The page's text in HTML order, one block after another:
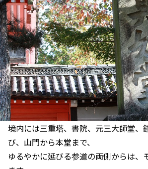
境内には三重塔、書院、元三大師堂、
び、山門から本堂まで、
ゆるやかに延びる参道の両側からは、